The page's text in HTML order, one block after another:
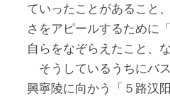
ていったことがあること
さをアピールするために
自らをなぞらえたこと、
そうしているうちにバ
興寧陵に向かう「 ５路汉